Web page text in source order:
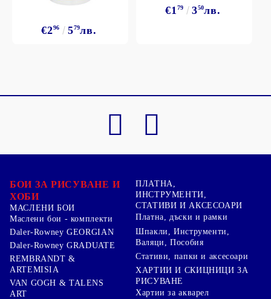
€296 579лв.
€1 79 350лв.
БОИ ЗА РИСУВАНЕ И
ХОБИ
МАСЛЕНИ БОИ
Маслени бои - комплекти
Daler-Rowney GEORGIAN
Daler-Rowney GRADUATE
REMBRANDT &
ARTEMISIA
VAN GOGH & TALENS
ART
ПЛАТНА,
ИНСТРУМЕНТИ,
СТАТИВИ И АКСЕСОАРИ
Платна, дъски и рамки
Шпакли, Инструменти,
Валяци, Пособия
Стативи, папки и аксесоари
ХАРТИИ И СКИЦНИЦИ ЗА
РИСУВАНЕ
Хартии за акварел